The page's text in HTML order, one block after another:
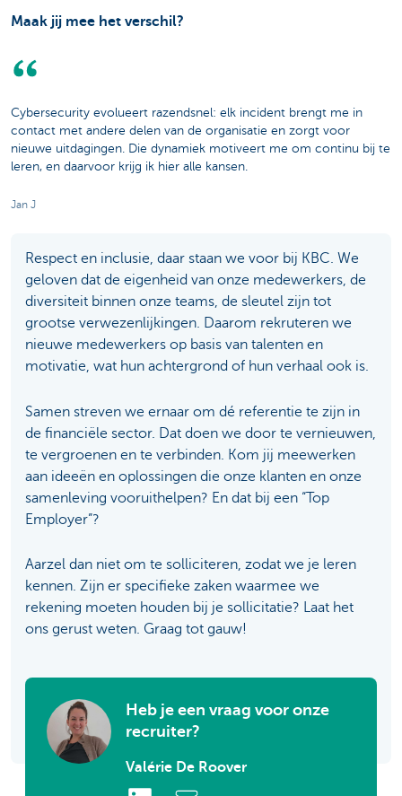
Maak jij mee het verschil?
Cybersecurity evolueert razendsnel: elk incident brengt me in
contact met andere delen van de organisatie en zorgt voor
nieuwe uitdagingen. Die dynamiek motiveert me om continu bij te
leren, en daarvoor krijg ik hier alle kansen.
Jan J
Respect en inclusie, daar staan we voor bij KBC. We
geloven dat de eigenheid van onze medewerkers, de
diversiteit binnen onze teams, de sleutel zijn tot
grootse verwezenlijkingen. Daarom rekruteren we
nieuwe medewerkers op basis van talenten en
motivatie, wat hun achtergrond of hun verhaal ook is.
Samen streven we ernaar om dé referentie te zijn in
de financiële sector. Dat doen we door te vernieuwen,
te vergroenen en te verbinden. Kom jij meewerken
aan ideeën en oplossingen die onze klanten en onze
samenleving vooruithelpen? En dat bij een “Top
Employer”?
Aarzel dan niet om te solliciteren, zodat we je leren
kennen. Zijn er specifieke zaken waarmee we
rekening moeten houden bij je sollicitatie? Laat het
ons gerust weten. Graag tot gauw!
Heb je een vraag voor onze
recruiter?
Valérie De Roover